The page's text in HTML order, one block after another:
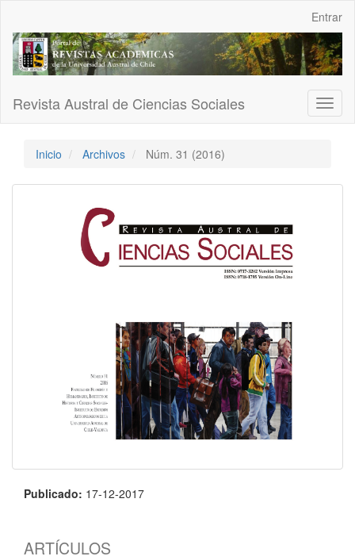
Contenido
principal
Barra
Entrar
Revista Austral de Ciencias Sociales
Inicio Archivos Núm. 31 (2016)
Publicado: 17-12-2017
ARTÍCULOS